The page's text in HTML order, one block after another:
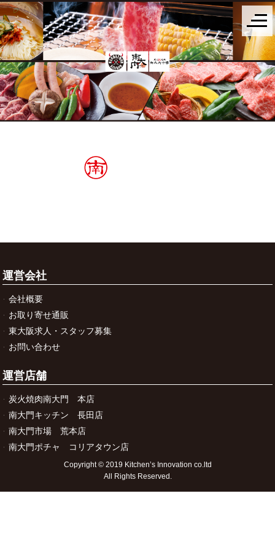
運営会社
会社概要
お取り寄せ通販
東大阪求人・スタッフ募集
お問い合わせ
運営店舗
炭火焼肉南大門 本店
南大門キッチン 長田店
南大門市場 荒本店
南大門ポチャ コリアタウン店
Copyright © 2019 Kitchen’s Innovation co.ltd
All Rights Reserved.